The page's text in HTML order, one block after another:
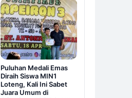
Puluhan Medali Emas
Diraih Siswa MIN1
Loteng, Kali Ini Sabet
Juara Umum di